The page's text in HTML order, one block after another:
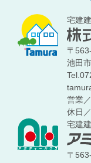
宅建
〒
池田
営業
休日
宅建
〒